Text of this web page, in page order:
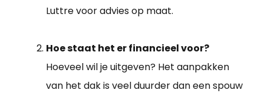
Luttre voor advies op maat.
Hoe staat het er financieel voor?
Hoeveel wil je uitgeven? Het aanpakken
van het dak is veel duurder dan een spouw